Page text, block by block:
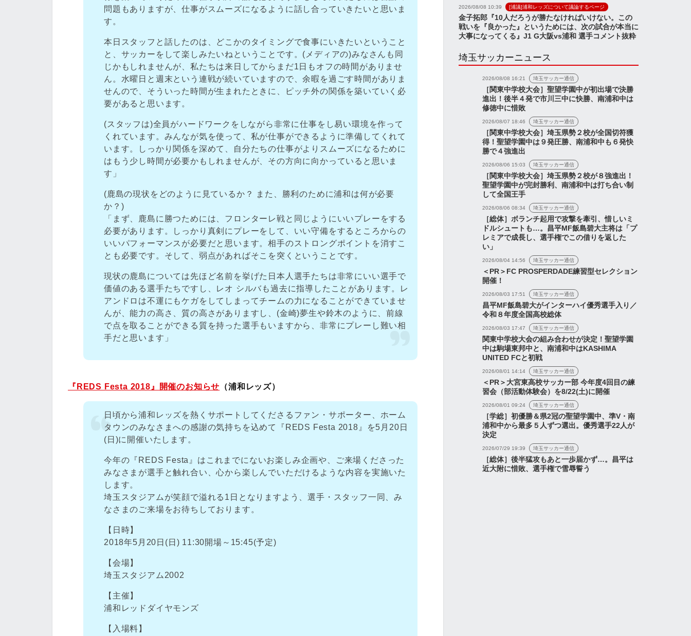
問題もありますが、仕事がスムーズになるように話し合っていきたいと思いま
す。
本日スタッフと話したのは、どこかのタイミングで食事にいきたいということ
と、サッカーをして楽しみたいねということです。(メディアの)みなさんも同
じかもしれませんが、私たちは来日してからまだ1日もオフの時間がありませ
ん。水曜日と週末という連戦が続いていますので、余暇を過ごす時間がありま
せんので、そういった時間が生まれたときに、ピッチ外の関係を築いていく必
要があると思います。
(スタッフは)全員がハードワークをしながら非常に仕事をし易い環境を作って
くれています。みんなが気を使って、私が仕事ができるように準備してくれて
います。しっかり関係を深めて、自分たちの仕事がよりスムーズになるために
はもう少し時間が必要かもしれませんが、その方向に向かっていると思いま
す」
(鹿島の現状をどのように見ているか？ また、勝利のために浦和は何が必要
か？)
「まず、鹿島に勝つためには、フロンターレ戦と同じようにいいプレーをする
必要があります。しっかり真剣にプレーをして、いい守備をするところからの
いいパフォーマンスが必要だと思います。相手のストロングポイントを消すこ
とも必要です。そして、弱点があればそこを突くということです。
現状の鹿島については先ほど名前を挙げた日本人選手たちは非常にいい選手で
価値のある選手たちですし、レオ シルバも過去に指導したことがあります。レ
アンドロは不運にもケガをしてしまってチームの力になることができていませ
んが、能力の高さ、質の高さがありますし、(金崎)夢生や鈴木のように、前線
で点を取ることができる質を持った選手もいますから、非常にプレーし難い相
手だと思います」
『REDS Festa 2018』開催のお知らせ （浦和レッズ）
日頃から浦和レッズを熱くサポートしてくださるファン・サポーター、ホーム
タウンのみなさまへの感謝の気持ちを込めて『REDS Festa 2018』を5月20日
(日)に開催いたします。
今年の『REDS Festa』はこれまでにないお楽しみ企画や、ご来場くださった
みなさまが選手と触れ合い、心から楽しんでいただけるような内容を実施いた
します。
埼玉スタジアムが笑顔で溢れる1日となりますよう、選手・スタッフ一同、み
なさまのご来場をお待ちしております。
【日時】
2018年5月20日(日) 11:30開場～15:45(予定)
【会場】
埼玉スタジアム2002
【主催】
浦和レッドダイヤモンズ
【入場料】
2026/08/08 10:39 [浦議]浦和レッズについて議論するページ
金子拓郎『10人だろうが勝たなければいけない。この
戦いを『良かった』というためには、次の試合が本当に
大事になってくる』J1 G大阪vs浦和 選手コメント抜粋
埼玉サッカーニュース
2026/08/08 16:21 埼玉サッカー通信
［関東中学校大会］聖望学園中が初出場で決勝
進出！後半４発で市川三中に快勝、南浦和中は
修徳中に惜敗
2026/08/07 18:46 埼玉サッカー通信
［関東中学校大会］埼玉県勢２校が全国切符獲
得！聖望学園中は９発圧勝、南浦和中も６発快
勝で４強進出
2026/08/06 15:03 埼玉サッカー通信
［関東中学校大会］埼玉県勢２校が８強進出！
聖望学園中が完封勝利、南浦和中は打ち合い制
して全国王手
2026/08/06 08:34 埼玉サッカー通信
［総体］ボランチ起用で攻撃を牽引、惜しいミ
ドルシュートも…。昌平MF飯島碧大主将は「プ
レミアで成長し、選手権でこの借りを返した
い」
2026/08/04 14:56 埼玉サッカー通信
＜PR＞FC PROSPERDADE練習型セレクション
開催！
2026/08/03 17:51 埼玉サッカー通信
昌平MF飯島碧大がインターハイ優秀選手入り／
令和８年度全国高校総体
2026/08/03 17:47 埼玉サッカー通信
関東中学校大会の組み合わせが決定！聖望学園
中は駒場東邦中と、南浦和中はKASHIMA
UNITED FCと初戦
2026/08/01 14:14 埼玉サッカー通信
＜PR＞大宮東高校サッカー部 今年度4回目の練
習会（部活動体験会）を8/22(土)に開催
2026/08/01 09:24 埼玉サッカー通信
［学総］初優勝＆県2冠の聖望学園中、準V・南
浦和中から最多５人ずつ選出。優秀選手22人が
決定
2026/07/29 19:39 埼玉サッカー通信
［総体］後半猛攻もあと一歩届かず…。昌平は
近大附に惜敗、選手権で雪辱誓う